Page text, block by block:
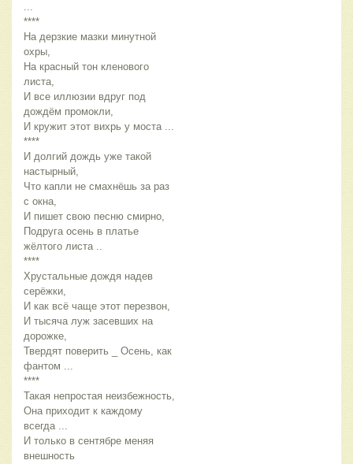
...
****
На дерзкие мазки минутной
охры,
На красный тон кленового
листа,
И все иллюзии вдруг под
дождём промокли,
И кружит этот вихрь у моста ...
****
И долгий дождь уже такой
настырный,
Что капли не смахнёшь за раз
с окна,
И пишет свою песню смирно,
Подруга осень в платье
жёлтого листа ..
****
Хрустальные дождя надев
серёжки,
И как всё чаще этот перезвон,
И тысяча луж засевших на
дорожке,
Твердят поверить _ Осень, как
фантом ...
****
Такая непростая неизбежность,
Она приходит к каждому
всегда ...
И только в сентябре меняя
внешность